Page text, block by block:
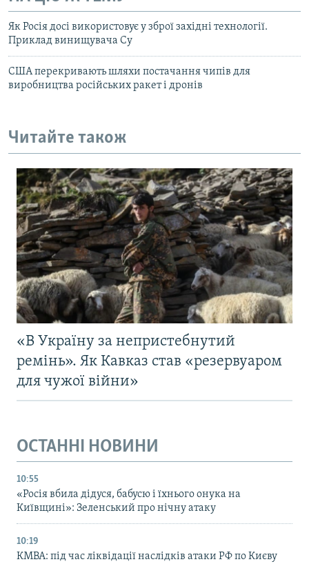
Як Росія досі використовує у зброї західні технології.
Приклад винищувача Су
США перекривають шляхи постачання чипів для
виробництва російських ракет і дронів
Читайте також
«В Україну за непристебнутий
ремінь». Як Кавказ став «резервуаром
для чужої війни»
ОСТАННІ НОВИНИ
10:55
«Росія вбила дідуся, бабусю і їхнього онука на
Київщині»: Зеленський про нічну атаку
10:19
КМВА: під час ліквідації наслідків атаки РФ по Києву